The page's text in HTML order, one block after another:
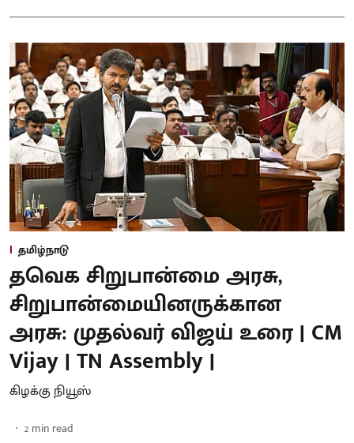
தமிழ்நாடு
தவெக சிறுபான்மை அரசு,
சிறுபான்மையினருக்கான
அரசு: முதல்வர் விஜய் உரை | CM
Vijay | TN Assembly |
கிழக்கு நியூஸ்
2 min read